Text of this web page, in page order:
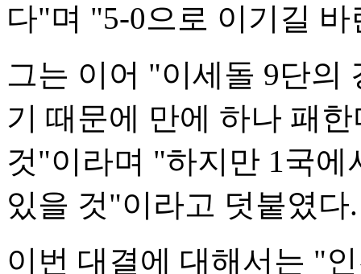
다"며 "5-0으로 이기길
그는 이어 "이세돌 9단의
기 때문에 만에 하나 패
것"이라며 "하지만 1국
있을 것"이라고 덧붙였다.
이번 대결에 대해서는 "